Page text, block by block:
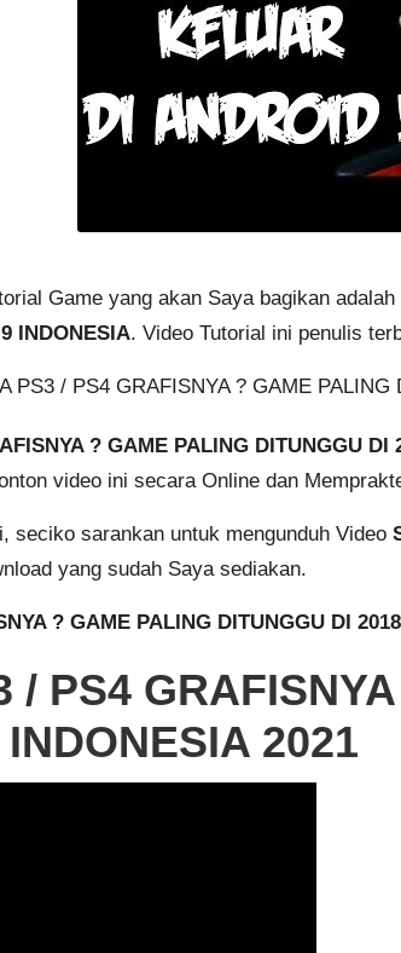
Game yang akan Saya bagikan
INDONESIA. Video Tutorial ini penulis
? GAME PALING DITUNGGU DI
video ini secara Online dan
seciko sarankan untuk mengunduh Video
yang sudah Saya sediakan.
? GAME PALING DITUNGGU DI
/ PS4
2021